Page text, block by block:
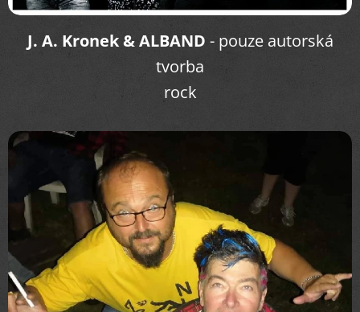
J. A. Kronek & ALBAND - pouze autorská
tvorba
rock